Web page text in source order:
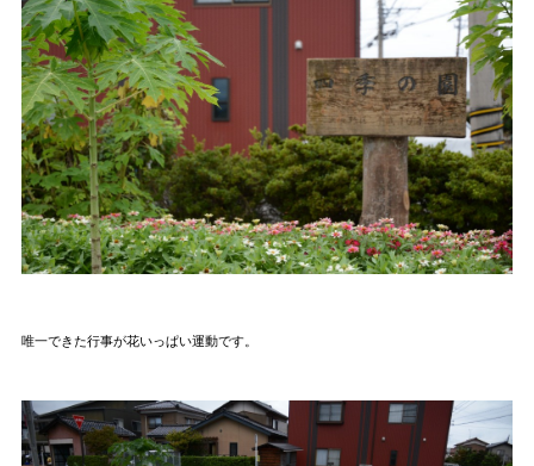
唯一できた行事が花いっぱい運動です。